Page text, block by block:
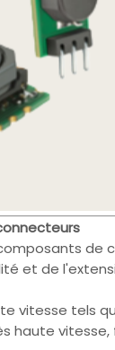
de
et de
vitesse tels
haute